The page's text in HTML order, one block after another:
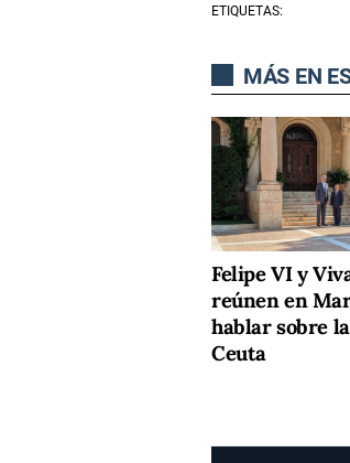
ETIQUETAS:
MÁS EN
Felipe VI y
reúnen en
hablar sobre
Ceuta